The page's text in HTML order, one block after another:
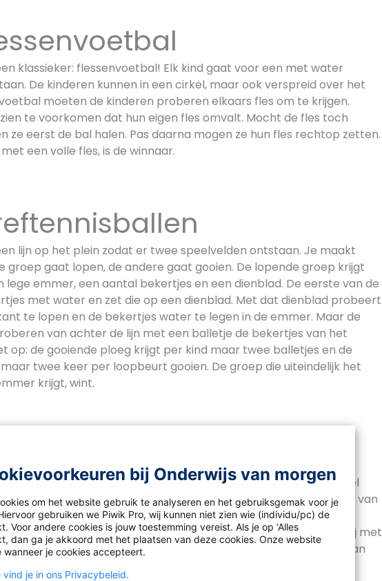
klassieker: flessenvoetbal! Elk kind gaat voor een met water
De kinderen kunnen in een cirkel, maar ook verspreid over het
moeten de kinderen proberen elkaars fles om te krijgen.
te voorkomen dat hun eigen fles omvalt. Mocht de fles toch
ze eerst de bal halen. Pas daarna mogen ze hun fles rechtop zetten.
een volle fles, is de winnaar.
lijn op het plein zodat er twee speelvelden ontstaan. Je maakt
groep gaat lopen, de andere gaat gooien. De lopende groep krijgt
lege emmer, een aantal bekertjes en een dienblad. De eerste van de
met water en zet die op een dienblad. Met dat dienblad probeert
te lopen en de bekertjes water te legen in de emmer. Maar de
van achter de lijn met een balletje de bekertjes van het
op: de gooiende ploeg krijgt per kind maar twee balletjes en de
twee keer per loopbeurt gooien. De groep die uiteindelijk het
krijgt, wint.
waterpistool mee naar school nemen. Verder zijn er voor dit spel
aantal plastic flessen nodig. Maak twee teams. Iedere speler van
fles gevuld met water en legt op de opening van de fles een
team probeert van een afstand de balletjes van de tegenpartij met
flessen af te schieten. Het team dat als eerste alle balletjes van
geschoten, heeft gewonnen.
bij Onderwijs van morgen
om het website gebruik te analyseren en het gebruiksgemak voor je
gebruiken we Piwik Pro, wij kunnen niet zien wie (individu/pc) de
Voor andere cookies is jouw toestemming vereist. Als je op ‘Alles
dan ga je akkoord met het plaatsen van deze cookies. Onze website
je cookies accepteert.
vind je in ons Privacybeleid.